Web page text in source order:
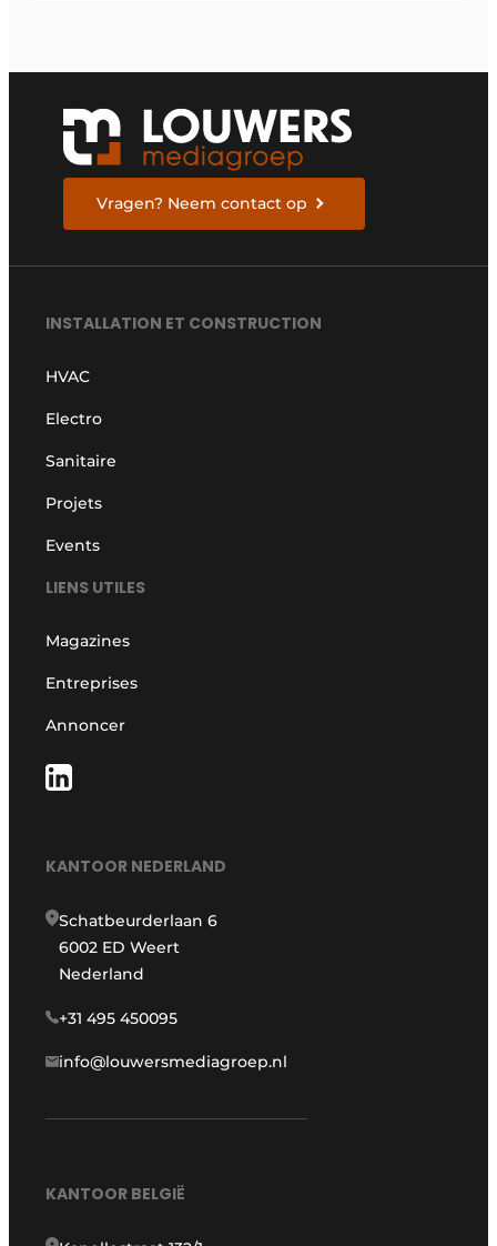
Vragen? Neem contact op
INSTALLATION ET CONSTRUCTION
HVAC
Electro
Sanitaire
Projets
Events
LIENS UTILES
Magazines
Entreprises
Annoncer
KANTOOR NEDERLAND
Schatbeurderlaan 6
6002 ED Weert
Nederland
+31 495 450095
info@louwersmediagroep.nl
KANTOOR BELGIË